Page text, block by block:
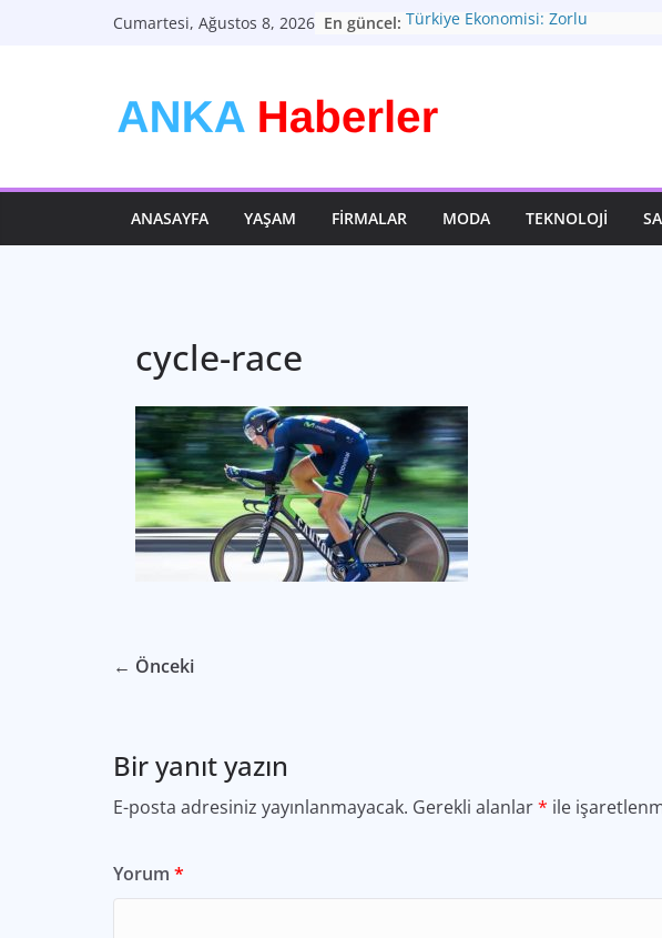
Cumartesi, Ağustos 8, 2026 En güncel: Türkiye Ekonomisi: Zorlu
Kişisel Tarzınızı Yaratın: Modadan
Daha Fazlası
Geleceği Şekillendiren Yenilikler
ANASAYFA YAŞAM FIRMALAR MODA TEKNOLOJI
cycle-race
← Önceki
Bir yanıt yazın
E-posta adresiniz yayınlanmayacak. Gerekli alanlar* ile
Yorum *